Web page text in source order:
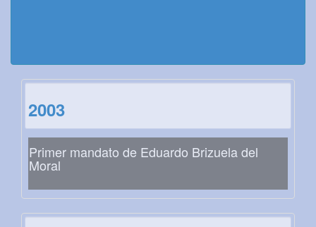
2003
Primer mandato de Eduardo Brizuela del
Moral